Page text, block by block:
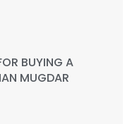
BUYING A
MUGDAR